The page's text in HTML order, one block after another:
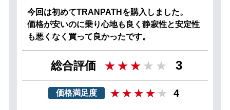
今回は初めてTRANPATHを購入しました。
価格が安いのに乗り心地も良く静寂性と安定性
も悪くなく買って良かったです。
総合評価 3
価格満足度 4